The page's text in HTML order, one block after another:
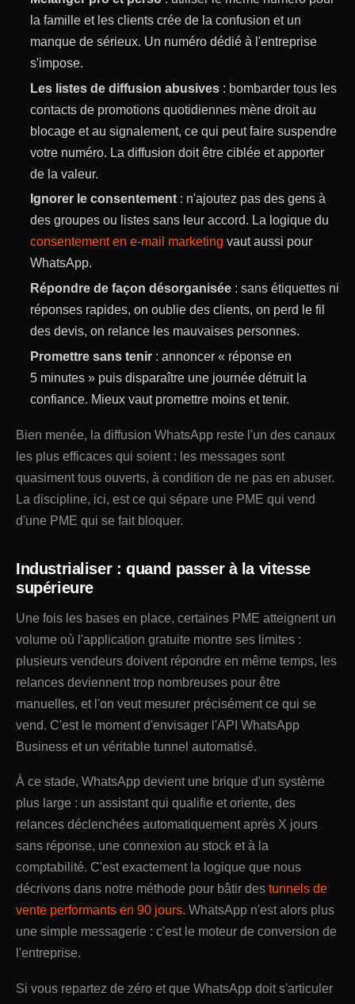
la famille et les clients crée de la confusion et un
manque de sérieux. Un numéro dédié à l'entreprise
s'impose.
Les listes de diffusion abusives: bombarder tous les
contacts de promotions quotidiennes mène droit au
blocage et au signalement, ce qui peut faire suspendre
votre numéro. La diffusion doit être ciblée et apporter
de la valeur.
Ignorer le consentement: n'ajoutez pas des gens à
des groupes ou listes sans leur accord. La logique du
consentement en e-mail marketing vaut aussi pour
WhatsApp.
Répondre de façon désorganisée: sans étiquettes ni
réponses rapides, on oublie des clients, on perd le fil
des devis, on relance les mauvaises personnes.
Promettre sans tenir: annoncer « réponse en
5 minutes » puis disparaître une journée détruit la
confiance. Mieux vaut promettre moins et tenir.
Bien menée, la diffusion WhatsApp reste l'un des canaux
les plus efficaces qui soient : les messages sont
quasiment tous ouverts, à condition de ne pas en abuser.
La discipline, ici, est ce qui sépare une PME qui vend
d'une PME qui se fait bloquer.
Industrialiser : quand passer à la vitesse
supérieure
Une fois les bases en place, certaines PME atteignent un
volume où l'application gratuite montre ses limites :
plusieurs vendeurs doivent répondre en même temps, les
relances deviennent trop nombreuses pour être
manuelles, et l'on veut mesurer précisément ce qui se
vend. C'est le moment d'envisager l'API WhatsApp
Business et un véritable tunnel automatisé.
À ce stade, WhatsApp devient une brique d'un système
plus large : un assistant qui qualifie et oriente, des
relances déclenchées automatiquement après X jours
sans réponse, une connexion au stock et à la
comptabilité. C'est exactement la logique que nous
décrivons dans notre méthode pour bâtir des tunnels de
vente performants en 90 jours. WhatsApp n'est alors plus
une simple messagerie : c'est le moteur de conversion de
l'entreprise.
Si vous repartez de zéro et que WhatsApp doit s'articuler